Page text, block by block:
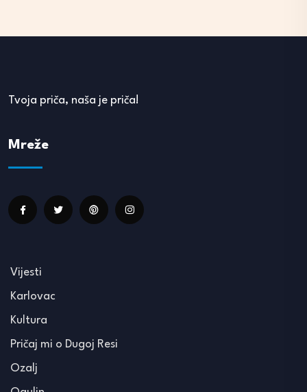
Tvoja priča, naša je priča!
Mreže
Vijesti
Karlovac
Kultura
Pričaj mi o Dugoj Resi
Ozalj